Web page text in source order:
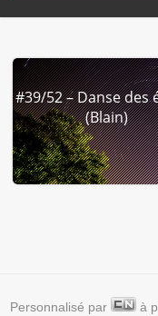
#39/52 – Danse des
(Blain)
Personnalisé par à